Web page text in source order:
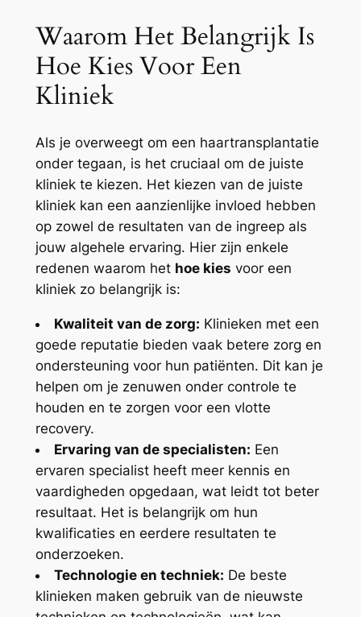
Waarom Het Belangrijk Is
Hoe Kies Voor Een
Kliniek
Als je overweegt om een haartransplantatie
onder tegaan, is het cruciaal om de juiste
kliniek te kiezen. Het kiezen van de juiste
kliniek kan een aanzienlijke invloed hebben
op zowel de resultaten van de ingreep als
jouw algehele ervaring. Hier zijn enkele
redenen waarom het hoe kies voor een
kliniek zo belangrijk is:
Kwaliteit van de zorg: Klinieken met een
goede reputatie bieden vaak betere zorg en
ondersteuning voor hun patiënten. Dit kan je
helpen om je zenuwen onder controle te
houden en te zorgen voor een vlotte
recovery.
Ervaring van de specialisten: Een
ervaren specialist heeft meer kennis en
vaardigheden opgedaan, wat leidt tot beter
resultaat. Het is belangrijk om hun
kwalificaties en eerdere resultaten te
onderzoeken.
Technologie en techniek: De beste
klinieken maken gebruik van de nieuwste